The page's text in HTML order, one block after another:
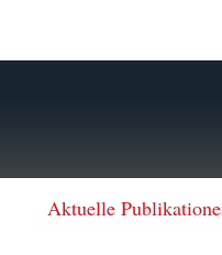
Aktuelle